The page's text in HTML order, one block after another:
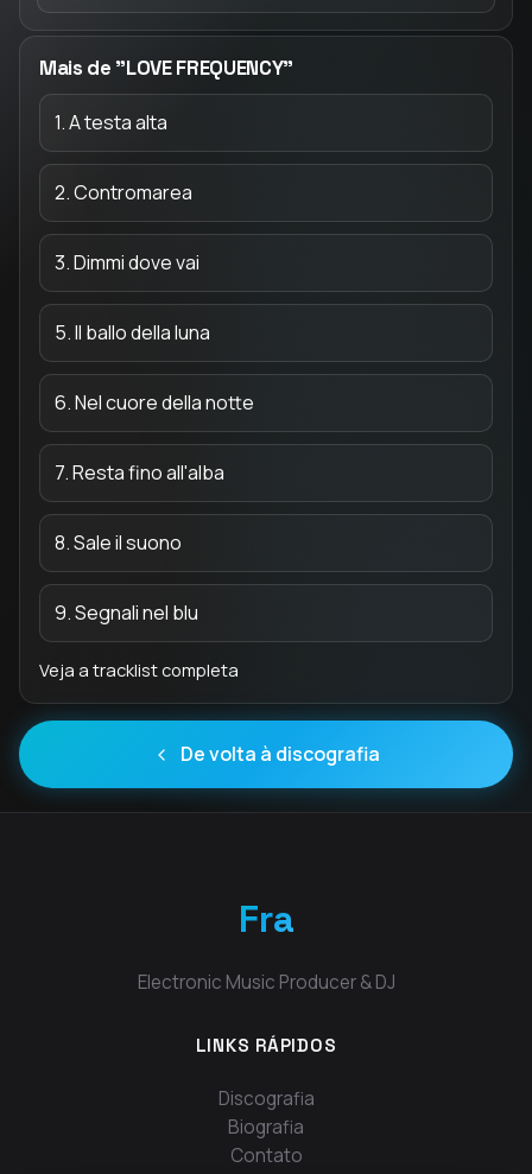
Mais de "LOVE FREQUENCY"
1. A testa alta
2. Contromarea
3. Dimmi dove vai
5. Il ballo della luna
6. Nel cuore della notte
7. Resta fino all'alba
8. Sale il suono
9. Segnali nel blu
Veja a tracklist completa
De volta à discografia
Fra
Electronic Music Producer & DJ
LINKS RÁPIDOS
Discografia
Biografia
Contato